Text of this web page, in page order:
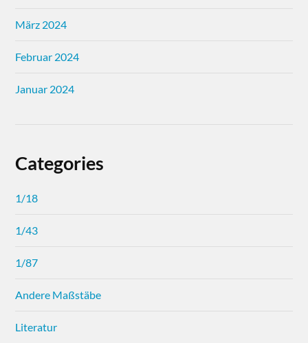
März 2024
Februar 2024
Januar 2024
Categories
1/18
1/43
1/87
Andere Maßstäbe
Literatur